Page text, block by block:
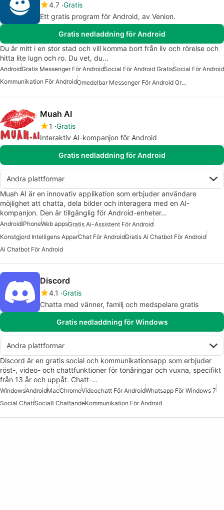
4.7 Gratis
Ett gratis program för Android, av Venion.
Gratis nedladdning för Android
Du är mitt i en stor stad och vill komma bort från liv och rörelse och
hitta lite lugn och ro. Du vet, du…
AndroidGratis Messenger För AndroidSocial För Android GratisSocial För Android
Kommunikation För Android
Omedelbar Messenger För Android Gratis
Muah AI
1 Gratis
Interaktiv AI-kompanjon för Android
Gratis nedladdning för Android
Andra plattformar
Muah AI är en innovativ applikation som erbjuder användare
möjlighet att chatta, dela bilder och interagera med en AI-
kompanjon. Den är tillgänglig för Android-enheter…
AndroidiPhoneWeb appsGratis Ai-Assistent För Android
Konstgjord Intelligens ApparChat För AndroidGratis Ai Chatbot För Android
Ai Chatbot För Android
Discord
4.1 Gratis
Chatta med vänner, familj och medspelare gratis
Gratis nedladdning för Windows
Andra plattformar
Discord är en gratis social och kommunikationsapp som erbjuder
röst-, video- och chattfunktioner för tonåringar och vuxna, specifikt
från 13 år och uppåt. Chatt-…
WindowsAndroidMacChromeVideochatt För AndroidWhatsapp För Windows 7
Social ChattSocialt ChattandeKommunikation För Android